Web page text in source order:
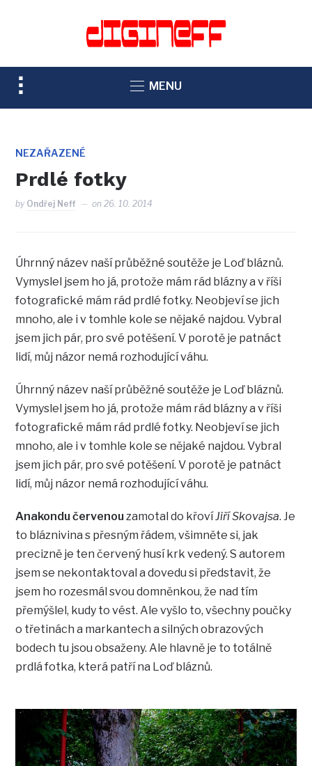
TOGGLE
SIDEBAR
NAVIGATION
MENU
NEZAŘAZENÉ
Prdlé fotky
by Ondřej Neff on26. 10. 2014
Úhrnný název naší průběžné soutěže je Loď bláznů.
Vymyslel jsem ho já, protože mám rád blázny a v říši
fotografické mám rád prdlé fotky. Neobjeví se jich
mnoho, ale i v tomhle kole se nějaké najdou. Vybral
jsem jich pár, pro své potěšení. V porotě je patnáct
lidí, můj názor nemá rozhodující váhu.
Úhrnný název naší průběžné soutěže je Loď bláznů.
Vymyslel jsem ho já, protože mám rád blázny a v říši
fotografické mám rád prdlé fotky. Neobjeví se jich
mnoho, ale i v tomhle kole se nějaké najdou. Vybral
jsem jich pár, pro své potěšení. V porotě je patnáct
lidí, můj názor nemá rozhodující váhu.
Anakondu červenouzamotal do křovíJiří Skovajsa. Je
to bláznivina s přesným řádem, všimněte si, jak
precizně je ten červený husí krk vedený. S autorem
jsem se nekontaktoval a dovedu si představit, že
jsem ho rozesmál svou domněnkou, že nad tím
přemýšlel, kudy to vést. Ale vyšlo to, všechny poučky
o třetinách a markantech a silných obrazových
bodech tu jsou obsaženy. Ale hlavně je to totálně
prdlá fotka, která patří na Loď bláznů.